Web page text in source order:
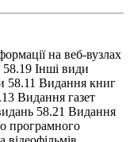
на веб-вузлах
58.19 Інші види
58.11 Видання книг
Видання газет
58.21 Видання
програмного